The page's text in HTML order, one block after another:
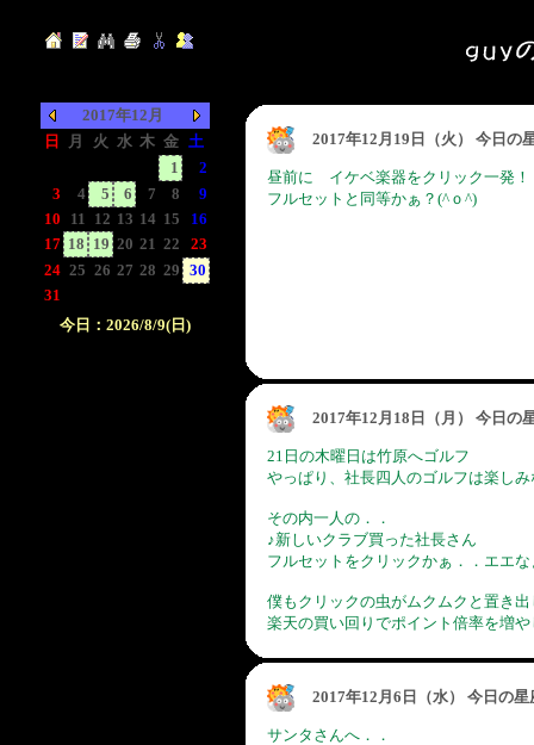
2017年12月
日
月 火 水 木 金 土
1
2
3
4 5 6 7 8
9
10
11 12 13 14 15
16
17 18 19 20 21 22
23
24 25 26 27 28 29 30
31
今日：2026/8/9(日)
2017年12月19日（火） 今日の
昼前に イケベ楽器をクリック一発！
フルセットと同等かぁ？(^ｏ^)
2017年12月18日（月） 今日の
21日の木曜日は竹原へゴルフ
やっぱり、社長四人のゴルフは楽し
その内一人の．．
♪新しいクラブ買った社長さん
フルセットをクリックかぁ．．エエな
僕もクリックの虫がムクムクと置き出
楽天の買い回りでポイント倍率を増や
2017年12月6日（水） 今日の
サンタさんへ．．